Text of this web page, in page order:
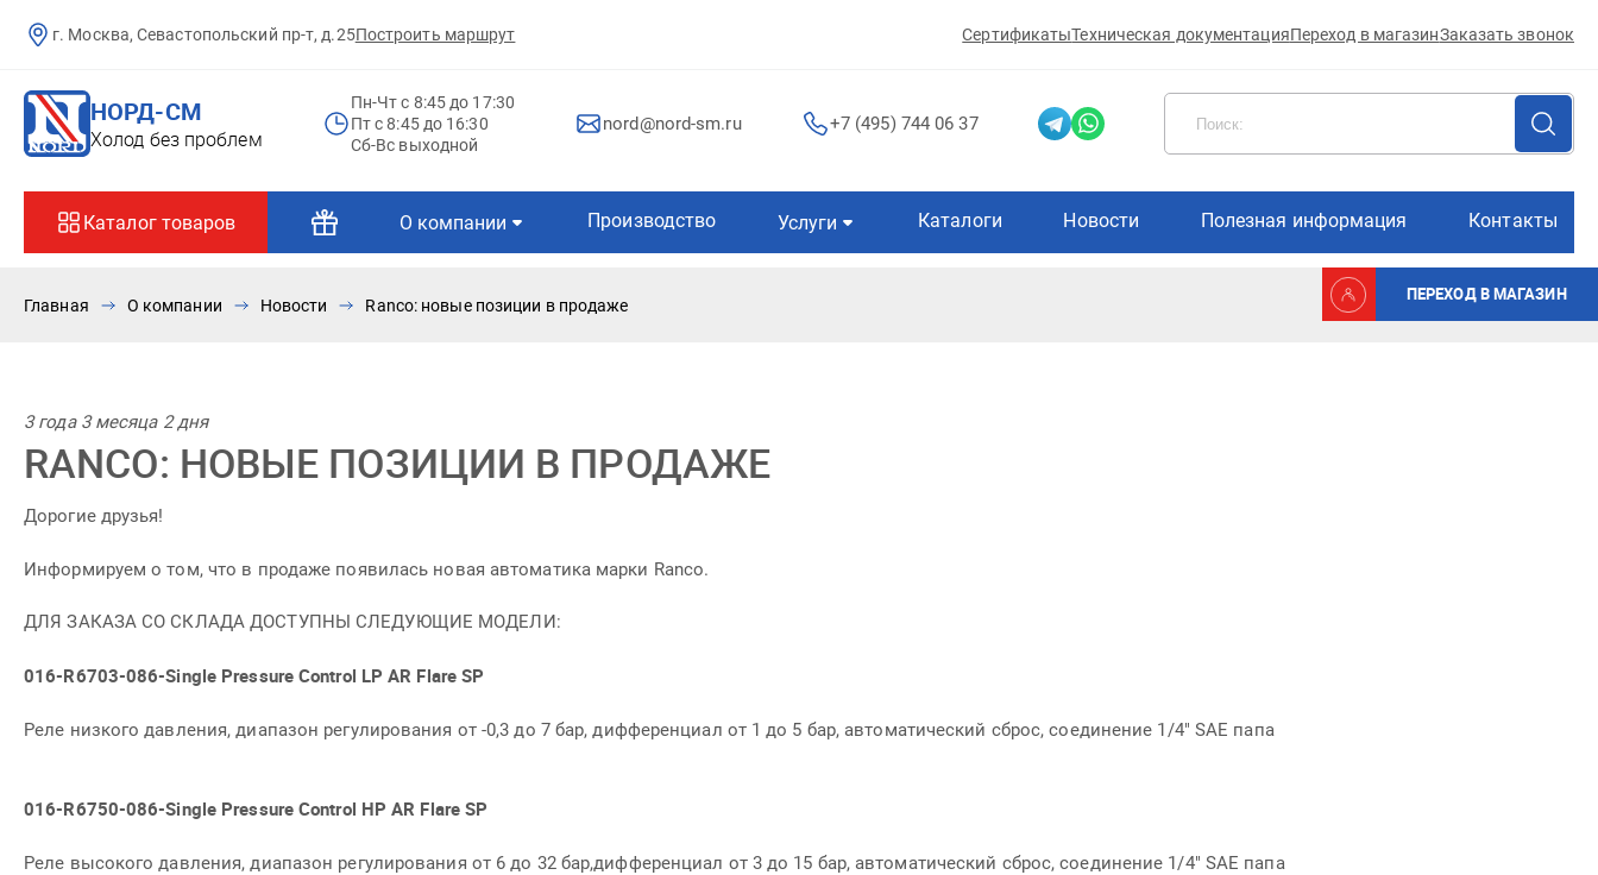
г. Москва, Севастопольский пр-т, д.25Построить маршрут СертификатыТехническая документацияПереход в магазинЗаказать звонок
НОРД-СМ
Холод без проблем
Пн-Чт c 8:45 до 17:30
Пт c 8:45 до 16:30
Сб-Вс выходной
nord@nord-sm.ru +7 (495) 744 06 37
Каталог товаров О компании Производство Услуги Каталоги Новости Полезная информация Контакты
ПЕРЕХОД В МАГАЗИН
Главная О компании Новости Ranco: новые позиции в продаже
3 года 3 месяца 2 дня
RANCO: НОВЫЕ ПОЗИЦИИ В ПРОДАЖЕ
Дорогие друзья!
Информируем о том, что в продаже появилась новая автоматика марки Ranco.
ДЛЯ ЗАКАЗА СО СКЛАДА ДОСТУПНЫ СЛЕДУЮЩИЕ МОДЕЛИ:
016-R6703-086-Single Pressure Control LP AR Flare SP
Реле низкого давления, диапазон регулирования от -0,3 до 7 бар, дифференциал от 1 до 5 бар, автоматический сброс, соединение 1/4" SAE папа
016-R6750-086-Single Pressure Control HP AR Flare SP
Реле высокого давления, диапазон регулирования от 6 до 32 бар,дифференциал от 3 до 15 бар, автоматический сброс, соединение 1/4" SAE папа